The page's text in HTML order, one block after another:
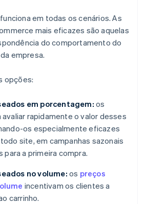
em todas os cenários. As
mais eficazes são aquelas
do comportamento do
empresa.
opções:
em porcentagem: os
rapidamente o valor desses
os especialmente eficazes
site, em campanhas sazonais
para a primeira compra.
no volume: os preços
incentivam os clientes a
carrinho.